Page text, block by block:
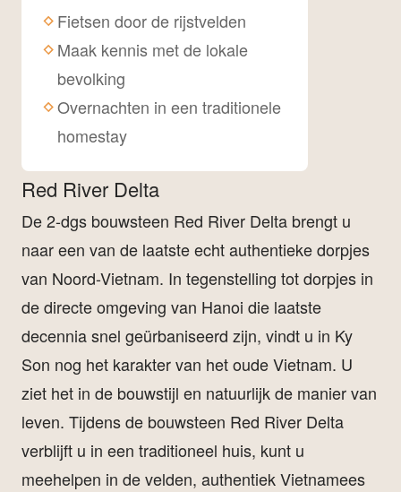
Red River Delta
De 2-dgs bouwsteen Red River Delta brengt u
naar een van de laatste echt authentieke dorpjes
van Noord-Vietnam. In tegenstelling tot dorpjes in
de directe omgeving van Hanoi die laatste
decennia snel geürbaniseerd zijn, vindt u in Ky
Son nog het karakter van het oude Vietnam. U
ziet het in de bouwstijl en natuurlijk de manier van
leven. Tijdens de bouwsteen Red River Delta
verblijft u in een traditioneel huis, kunt u
meehelpen in de velden, authentiek Vietnamees
Fietsen door de rijstvelden
Maak kennis met de lokale
bevolking
Overnachten in een traditionele
homestay